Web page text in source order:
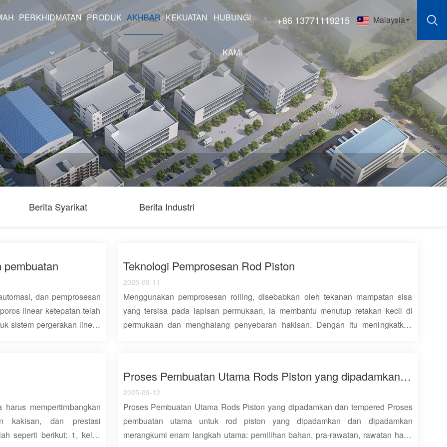
PERKHIDMATAN PRODUK
Siri aci berongga
AKHBAR KEKUATAN HUBUNGI
KAMI
+86 13771119215 Malaysia
Berita Syarikat Berita Industri
pembuatan
dan pemprosesan
linear ketepatan telah
sistem pergerakan linear.
ciri-ciri teknikal,
kriteria pemilihan teknikal
untuk jurutera
tinggi yang direka
Teknologi Pemprosesan Rod Piston
2025-09-11
Menggunakan pemprosesan rolling, disebabkan oleh tekanan mampatan sisa
yang tersisa pada lapisan permukaan, ia membantu menutup retakan kecil di
permukaan dan menghalang penyebaran hakisan. Dengan itu meningkatkan
permukaan rolling, mengurangkan ubah bentuk elastik dan plastik permukaan
kenalan pasangan pengisaran, dengan itu meningkatkan rintangan haus
permukaan rod silinder dan mengelakkan luka bakar yang disebabkan oleh
pengisaran. Selepas rolling, penurunan nilai kekasaran permukaan boleh
meningkatkan sifat-sifat pemasangan. Pada masa yang sama, ia mengurangkan
mempertimbangkan
kakisan, dan prestasi
seperti berikut: 1, keluli
Proses Pembuatan Utama Rods Piston yang dipadamkan dan tempered
2025-09-12
Proses Pembuatan Utama Rods Piston yang dipadamkan dan tempered Proses
pembuatan utama untuk rod piston yang dipadamkan dan dipadamkan
merangkumi enam langkah utama: pemilihan bahan, pra-rawatan, rawatan haba